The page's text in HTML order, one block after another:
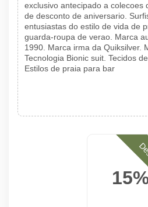
exclusivo antecipado a colecoes
de desconto de aniversario.
entusiastas do estilo de vida de
guarda-roupa de verao. Marca
1990. Marca irma da Quiksilver.
Tecnologia Bionic suit. Tecidos
Estilos de praia para bar